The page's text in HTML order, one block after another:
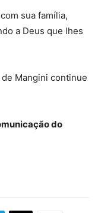
sua família,
a Deus que lhes
Mangini continue
do